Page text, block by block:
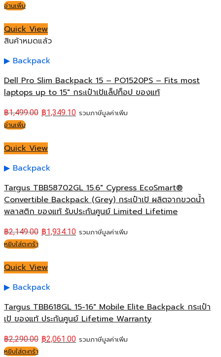
อ่านเพิ่ม
Quick View
สินค้าหมดแล้ว
Backpack
Dell Pro Slim Backpack 15 – PO1520PS – Fits most
laptops up to 15″ กระเป๋าเป้แล็ปท็อป ของแท้
฿1,499.00 ฿1,349.10 รวมภาษีมูลค่าเพิ่ม
อ่านเพิ่ม
Quick View
Backpack
Targus TBB58702GL 15.6″ Cypress EcoSmart®
Convertible Backpack (Grey) กระเป๋าเป้ ผลิตจากขวดน้ำ
พลาสติก ของแท้ รับประกันศูนย์ Limited Lifetime
฿2,149.00 ฿1,934.10 รวมภาษีมูลค่าเพิ่ม
หยิบใส่ตะกร้า
Quick View
Backpack
Targus TBB618GL 15-16″ Mobile Elite Backpack กระเป๋า
เป้ ของแท้ ประกันศูนย์ Lifetime Warranty
฿2,290.00 ฿2,061.00 รวมภาษีมูลค่าเพิ่ม
หยิบใส่ตะกร้า